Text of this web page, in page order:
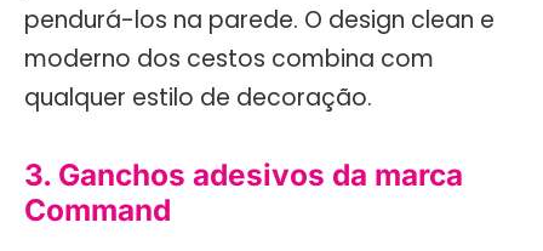
pendurá-los na parede. O design clean e
moderno dos cestos combina com
qualquer estilo de decoração.
3. Ganchos adesivos da marca
Command